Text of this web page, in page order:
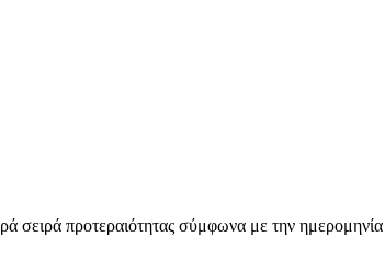
σειρά προτεραιότητας σύμφωνα με την